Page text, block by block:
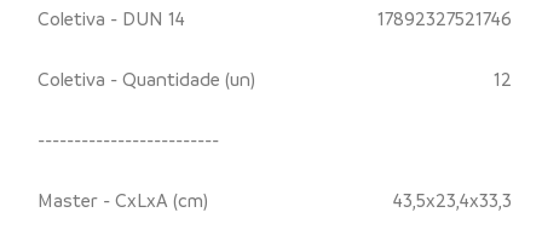
Coletiva - DUN 14 17892327521746
Coletiva - Quantidade (un) 12
-------------------------
Master - CxLxA (cm) 43,5x23,4x33,3